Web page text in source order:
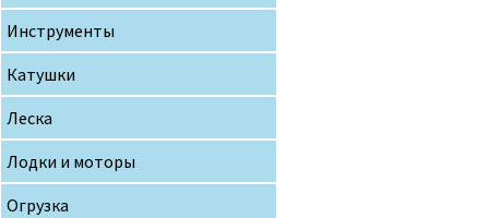
Инструменты
Катушки
Леска
Лодки и моторы
Огрузка